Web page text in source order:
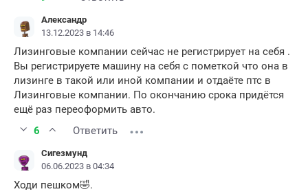
Александр
13.12.2023 в 14:46
Лизинговые компании сейчас не регистрирует на себя .
Вы регистрируете машину на себя с пометкой что она в
лизинге в такой или иной компании и отдаёте птс в
Лизинговые компании. По окончанию срока придётся
ещё раз переоформить авто.
6
Ответить
Сигезмунд
06.06.2023 в 04:34
Ходи пешком🤣.